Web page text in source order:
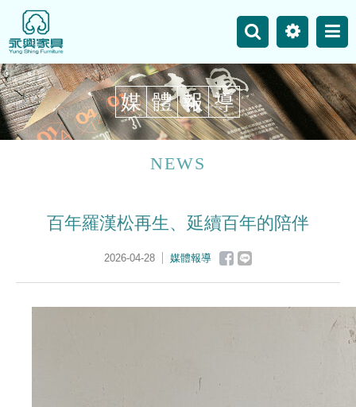
網站地圖
主選單
永興事業
最新消息
聯絡我們
NEWS
媒 體 報 導
百年羅漢松再生、延續百年的陪伴
2026-04-28 媒體報導